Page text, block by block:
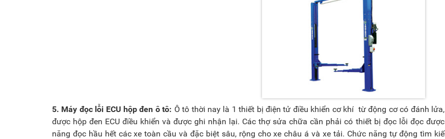
5. Máy đọc lỗi ECU hộp đen ô tô: Ô tô thời nay là 1 thiết bị điện tử điều khiển cơ khí từ động cơ có đánh
được hộp đen ECU điều khiển và được ghi nhận lại. Các thợ sửa chữa cần phải có thiết bị đọc lỗi đọc
năng đọc hầu hết các xe toàn cầu và đặc biệt sâu, rộng cho xe châu á và xe tải. Chức năng tự động tìm